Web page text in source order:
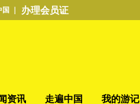
｜ 办理会员证
资讯 走遍中国 我的游记